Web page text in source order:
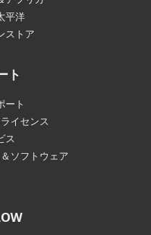
平洋
ストア
ト
ート
イセンス
ス
ソフトウェア